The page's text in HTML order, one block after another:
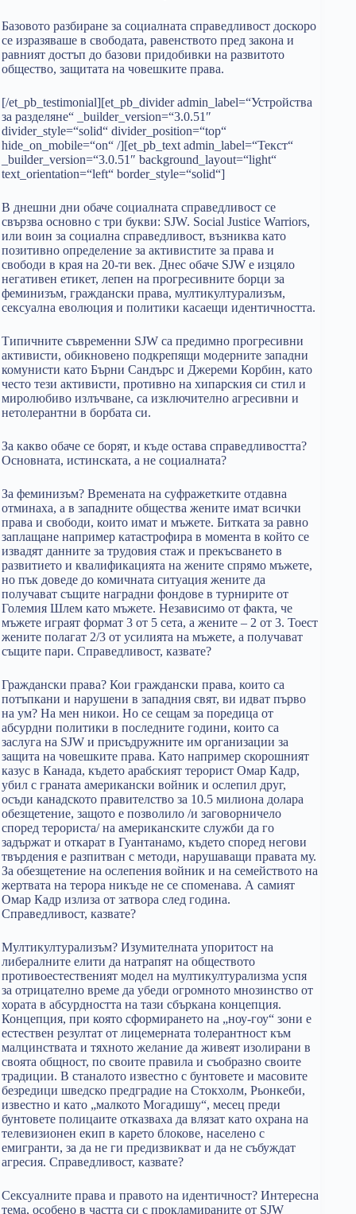
Базовото разбиране за социалната справедливост доскоро
се изразяваше в свободата, равенството пред закона и
равният достъп до базови придобивки на развитото
общество, защитата на човешките права.
[/et_pb_testimonial][et_pb_divider admin_label=“Устройства
за разделяне“ _builder_version=“3.0.51″
divider_style=“solid“ divider_position=“top“
hide_on_mobile=“on“ /][et_pb_text admin_label=“Текст“
_builder_version=“3.0.51″ background_layout=“light“
text_orientation=“left“ border_style=“solid“]
В днешни дни обаче социалната справедливост се
свързва основно с три букви: SJW. Social Justice Warriors,
или воин за социална справедливост, възниква като
позитивно определение за активистите за права и
свободи в края на 20-ти век. Днес обаче SJW е изцяло
негативен етикет, лепен на прогресивните борци за
феминизъм, граждански права, мултикултурализъм,
сексуална еволюция и политики касаещи идентичността.
Типичните съвременни SJW са предимно прогресивни
активисти, обикновено подкрепящи модерните западни
комунисти като Бърни Сандърс и Джереми Корбин, като
често тези активисти, противно на хипарския си стил и
миролюбиво излъчване, са изключително агресивни и
нетолерантни в борбата си.
За какво обаче се борят, и къде остава справедливостта?
Основната, истинската, а не социалната?
За феминизъм? Времената на суфражетките отдавна
отминаха, а в западните общества жените имат всички
права и свободи, които имат и мъжете. Битката за равно
заплащане например катастрофира в момента в който се
извадят данните за трудовия стаж и прекъсването в
развитието и квалификацията на жените спрямо мъжете,
но пък доведе до комичната ситуация жените да
получават същите наградни фондове в турнирите от
Големия Шлем като мъжете. Независимо от факта, че
мъжете играят формат 3 от 5 сета, а жените – 2 от 3. Тоест
жените полагат 2/3 от усилията на мъжете, а получават
същите пари. Справедливост, казвате?
Граждански права? Кои граждански права, които са
потъпкани и нарушени в западния свят, ви идват първо
на ум? На мен никои. Но се сещам за поредица от
абсурдни политики в последните години, които са
заслуга на SJW и присъдружните им организации за
защита на човешките права. Като например скорошният
казус в Канада, където арабският терорист Омар Кадр,
убил с граната американски войник и ослепил друг,
осъди канадското правителство за 10.5 милиона долара
обезщетение, защото е позволило /и заговорничело
според терориста/ на американските служби да го
задържат и откарат в Гуантанамо, където според негови
твърдения е разпитван с методи, нарушаващи правата му.
За обезщетение на ослепения войник и на семейството на
жертвата на терора никъде не се споменава. А самият
Омар Кадр излиза от затвора след година.
Справедливост, казвате?
Мултикултурализъм? Изумителната упоритост на
либералните елити да натрапят на обществото
противоестественият модел на мултикултурализма успя
за отрицателно време да убеди огромното мнозинство от
хората в абсурдността на тази сбъркана концепция.
Концепция, при която сформирането на „ноу-гоу“ зони е
естествен резултат от лицемерната толерантност към
малцинствата и тяхното желание да живеят изолирани в
своята общност, по своите правила и съобразно своите
традиции. В станалото известно с бунтовете и масовите
безредици шведско предградие на Стокхолм, Рьонкеби,
известно и като „малкото Могадишу“, месец преди
бунтовете полицаите отказваха да влязат като охрана на
телевизионен екип в карето блокове, населено с
емигранти, за да не ги предизвикват и да не събуждат
агресия. Справедливост, казвате?
Сексуалните права и правото на идентичност? Интересна
тема, особено в частта си с прокламираните от SJW